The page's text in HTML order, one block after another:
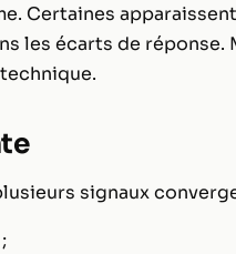
Certaines
les écarts de réponse.
signaux